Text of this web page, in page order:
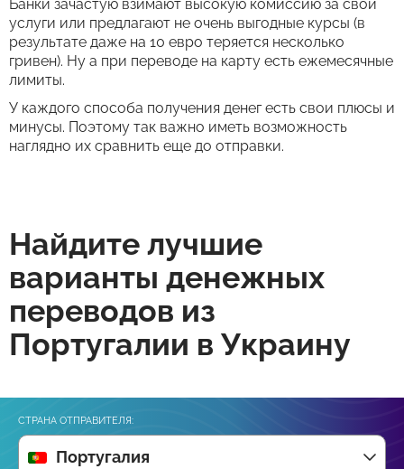
Банки зачастую взимают высокую комиссию за свои
услуги или предлагают не очень выгодные курсы (в
результате даже на 10 евро теряется несколько
гривен). Ну а при переводе на карту есть ежемесячные
лимиты.
У каждого способа получения денег есть свои плюсы и
минусы. Поэтому так важно иметь возможность
наглядно их сравнить еще до отправки.
Найдите лучшие
варианты денежных
переводов из
Португалии в Украину
СТРАНА ОТПРАВИТЕЛЯ:
Португалия